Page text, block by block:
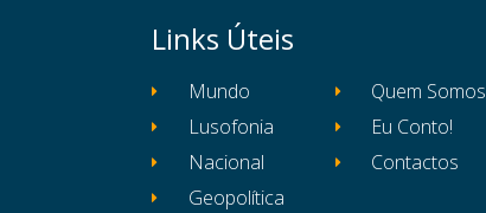
Links Úteis
Mundo
Lusofonia
Nacional
Geopolítica
Quem Somos
Eu Conto!
Contactos